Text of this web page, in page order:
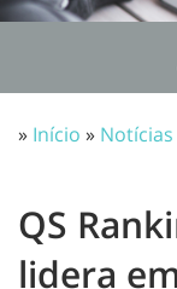
» Início » Notícias
QS
lidera